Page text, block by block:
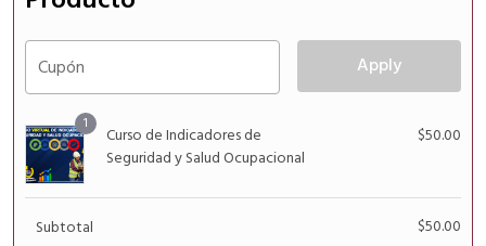
Cupón Apply
1
Curso de Indicadores de
Seguridad y Salud Ocupacional
$50.00
Subtotal $50.00